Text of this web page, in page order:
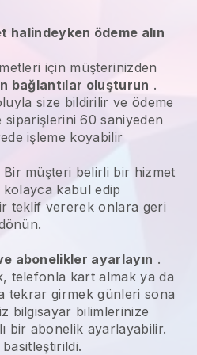
halindeyken ödeme alın
için müşterinizden
bağlantılar oluşturun .
size bildirilir ve ödeme
siparişlerini 60 saniyeden
işleme koyabilir
Bir müşteri belirli bir hizmet
kabul edip
teklif vererek onlara geri
abonelikler ayarlayın .
telefonla kart almak ya da
tekrar girmek günleri sona
bilgisayar bilimlerinize
bir abonelik ayarlayabilir.